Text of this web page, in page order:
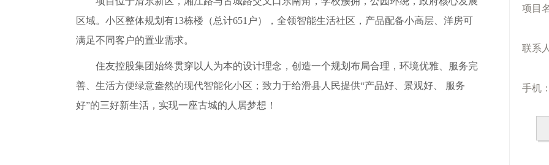
区域。小区整体规划有13栋楼（总计651户），全领智能生活社区，产品配备小高层、洋房可
满足不同客户的置业需求。
住友控股集团始终贯穿以人为本的设计理念，创造一个规划布局合理，环境优雅、服务完
善、生活方便绿意盎然的现代智能化小区；致力于给滑县人民提供“产品好、景观好、 服务
好”的三好新生活，实现一座古城的人居梦想！
项目
联系
手机